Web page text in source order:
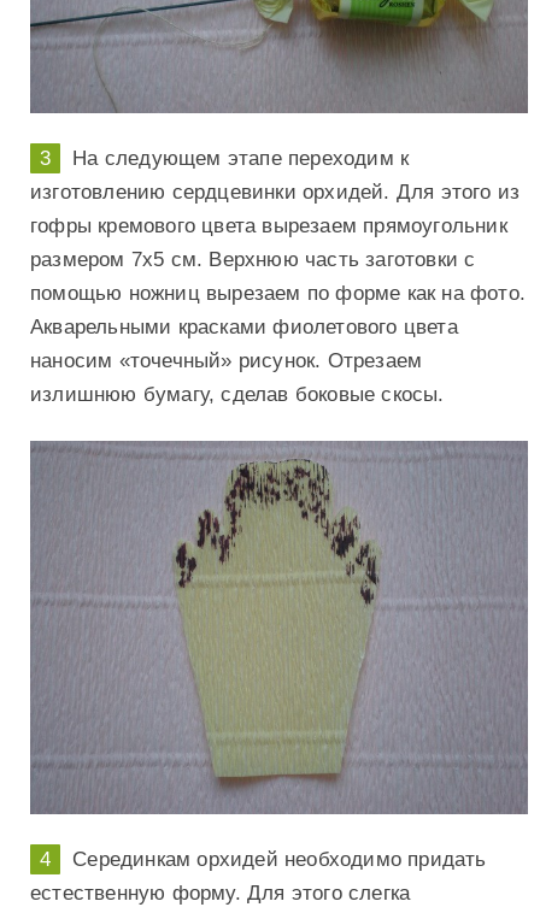
На следующем этапе переходим к
изготовлению сердцевинки орхидей. Для этого из
гофры кремового цвета вырезаем прямоугольник
размером 7х5 см. Верхнюю часть заготовки с
помощью ножниц вырезаем по форме как на фото.
Акварельными красками фиолетового цвета
наносим «точечный» рисунок. Отрезаем
излишнюю бумагу, сделав боковые скосы.
Серединкам орхидей необходимо придать
естественную форму. Для этого слегка